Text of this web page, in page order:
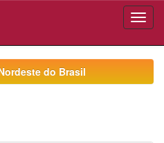
do Brasil